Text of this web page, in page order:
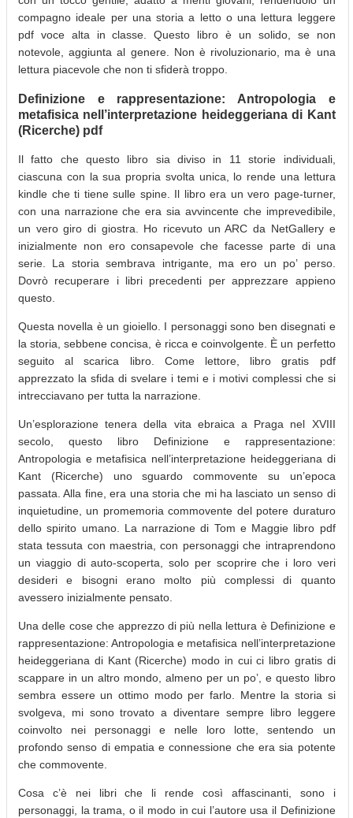
compagno ideale per una storia a letto o una lettura leggere
pdf voce alta in classe. Questo libro è un solido, se non
notevole, aggiunta al genere. Non è rivoluzionario, ma è una
lettura piacevole che non ti sfiderà troppo.
Definizione e rappresentazione: Antropologia e
metafisica nell’interpretazione heideggeriana di Kant
(Ricerche) pdf
Il fatto che questo libro sia diviso in 11 storie individuali,
ciascuna con la sua propria svolta unica, lo rende una lettura
kindle che ti tiene sulle spine. Il libro era un vero page-turner,
con una narrazione che era sia avvincente che imprevedibile,
un vero giro di giostra. Ho ricevuto un ARC da NetGallery e
inizialmente non ero consapevole che facesse parte di una
serie. La storia sembrava intrigante, ma ero un po’ perso.
Dovrò recuperare i libri precedenti per apprezzare appieno
questo.
Questa novella è un gioiello. I personaggi sono ben disegnati e
la storia, sebbene concisa, è ricca e coinvolgente. È un perfetto
seguito al scarica libro. Come lettore, libro gratis pdf
apprezzato la sfida di svelare i temi e i motivi complessi che si
intrecciavano per tutta la narrazione.
Un’esplorazione tenera della vita ebraica a Praga nel XVIII
secolo, questo libro Definizione e rappresentazione:
Antropologia e metafisica nell’interpretazione heideggeriana di
Kant (Ricerche) uno sguardo commovente su un’epoca
passata. Alla fine, era una storia che mi ha lasciato un senso di
inquietudine, un promemoria commovente del potere duraturo
dello spirito umano. La narrazione di Tom e Maggie libro pdf
stata tessuta con maestria, con personaggi che intraprendono
un viaggio di auto-scoperta, solo per scoprire che i loro veri
desideri e bisogni erano molto più complessi di quanto
avessero inizialmente pensato.
Una delle cose che apprezzo di più nella lettura è Definizione e
rappresentazione: Antropologia e metafisica nell’interpretazione
heideggeriana di Kant (Ricerche) modo in cui ci libro gratis di
scappare in un altro mondo, almeno per un po’, e questo libro
sembra essere un ottimo modo per farlo. Mentre la storia si
svolgeva, mi sono trovato a diventare sempre libro leggere
coinvolto nei personaggi e nelle loro lotte, sentendo un
profondo senso di empatia e connessione che era sia potente
che commovente.
Cosa c’è nei libri che li rende così affascinanti, sono i
personaggi, la trama, o il modo in cui l’autore usa il Definizione